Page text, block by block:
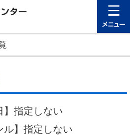
日立シビ
】指定しない
ル】指定しない